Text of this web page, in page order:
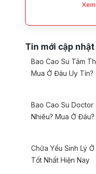
Tin mới cập nhật
Bao Cao Su Tâm
Mua Ở Đâu Uy Tín?
Bao Cao Su Doctor
Nhiêu? Mua Ở Đâu?
Chữa Yếu Sinh Lý
Tốt Nhất Hiện Nay